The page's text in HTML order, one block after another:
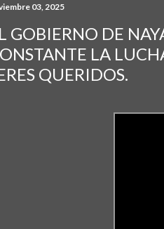
03, 2025
GOBIERNO DE
LA
QUERIDOS.